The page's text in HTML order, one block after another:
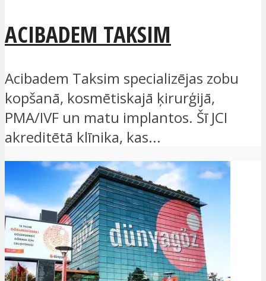
ACIBADEM TAKSIM
Acibadem Taksim specializējas zobu
kopšanā, kosmētiskajā ķirurģijā,
PMA/IVF un matu implantos. Šī JCI
akreditētā klīnika, kas...